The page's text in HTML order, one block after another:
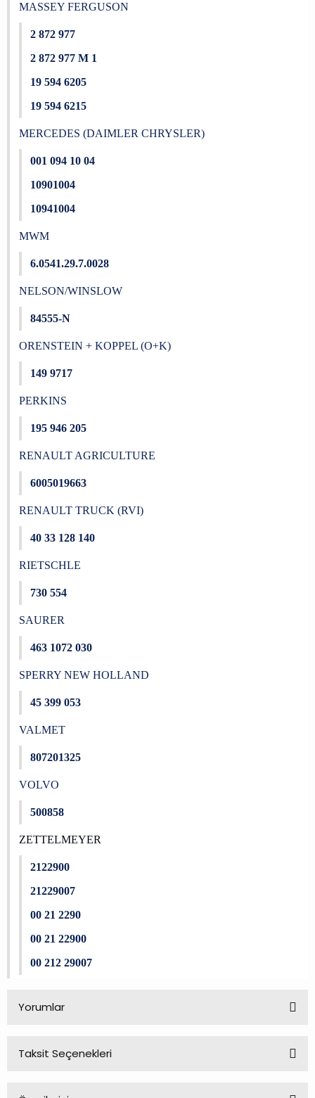
MASSEY FERGUSON
2 872 977
2 872 977 M 1
19 594 6205
19 594 6215
MERCEDES (DAIMLER CHRYSLER)
001 094 10 04
10901004
10941004
MWM
6.0541.29.7.0028
NELSON/WINSLOW
84555-N
ORENSTEIN + KOPPEL (O+K)
149 9717
PERKINS
195 946 205
RENAULT AGRICULTURE
6005019663
RENAULT TRUCK (RVI)
40 33 128 140
RIETSCHLE
730 554
SAURER
463 1072 030
SPERRY NEW HOLLAND
45 399 053
VALMET
807201325
VOLVO
500858
ZETTELMEYER
2122900
21229007
00 21 2290
00 21 22900
00 212 29007
Yorumlar
Taksit Seçenekleri